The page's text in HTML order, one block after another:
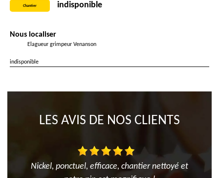
Chantier indisponible
Nous localiser
Elagueur grimpeur Venanson
indisponible
LES AVIS DE NOS CLIENTS
Nickel, ponctuel, efficace, chantier nettoyé et